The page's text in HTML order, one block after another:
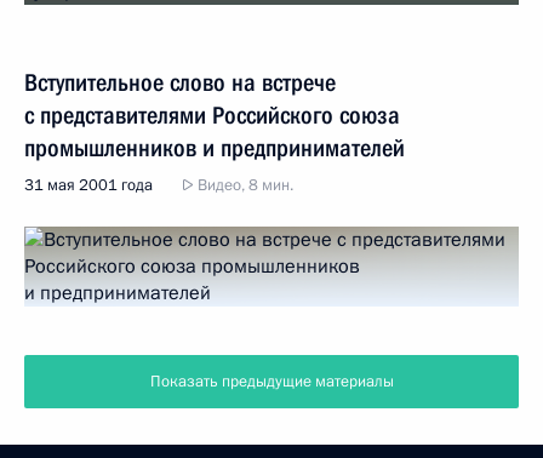
Вступительное слово на встрече
с представителями Российского союза
промышленников и предпринимателей
31 мая 2001 года Видео, 8 мин.
Показать предыдущие материалы